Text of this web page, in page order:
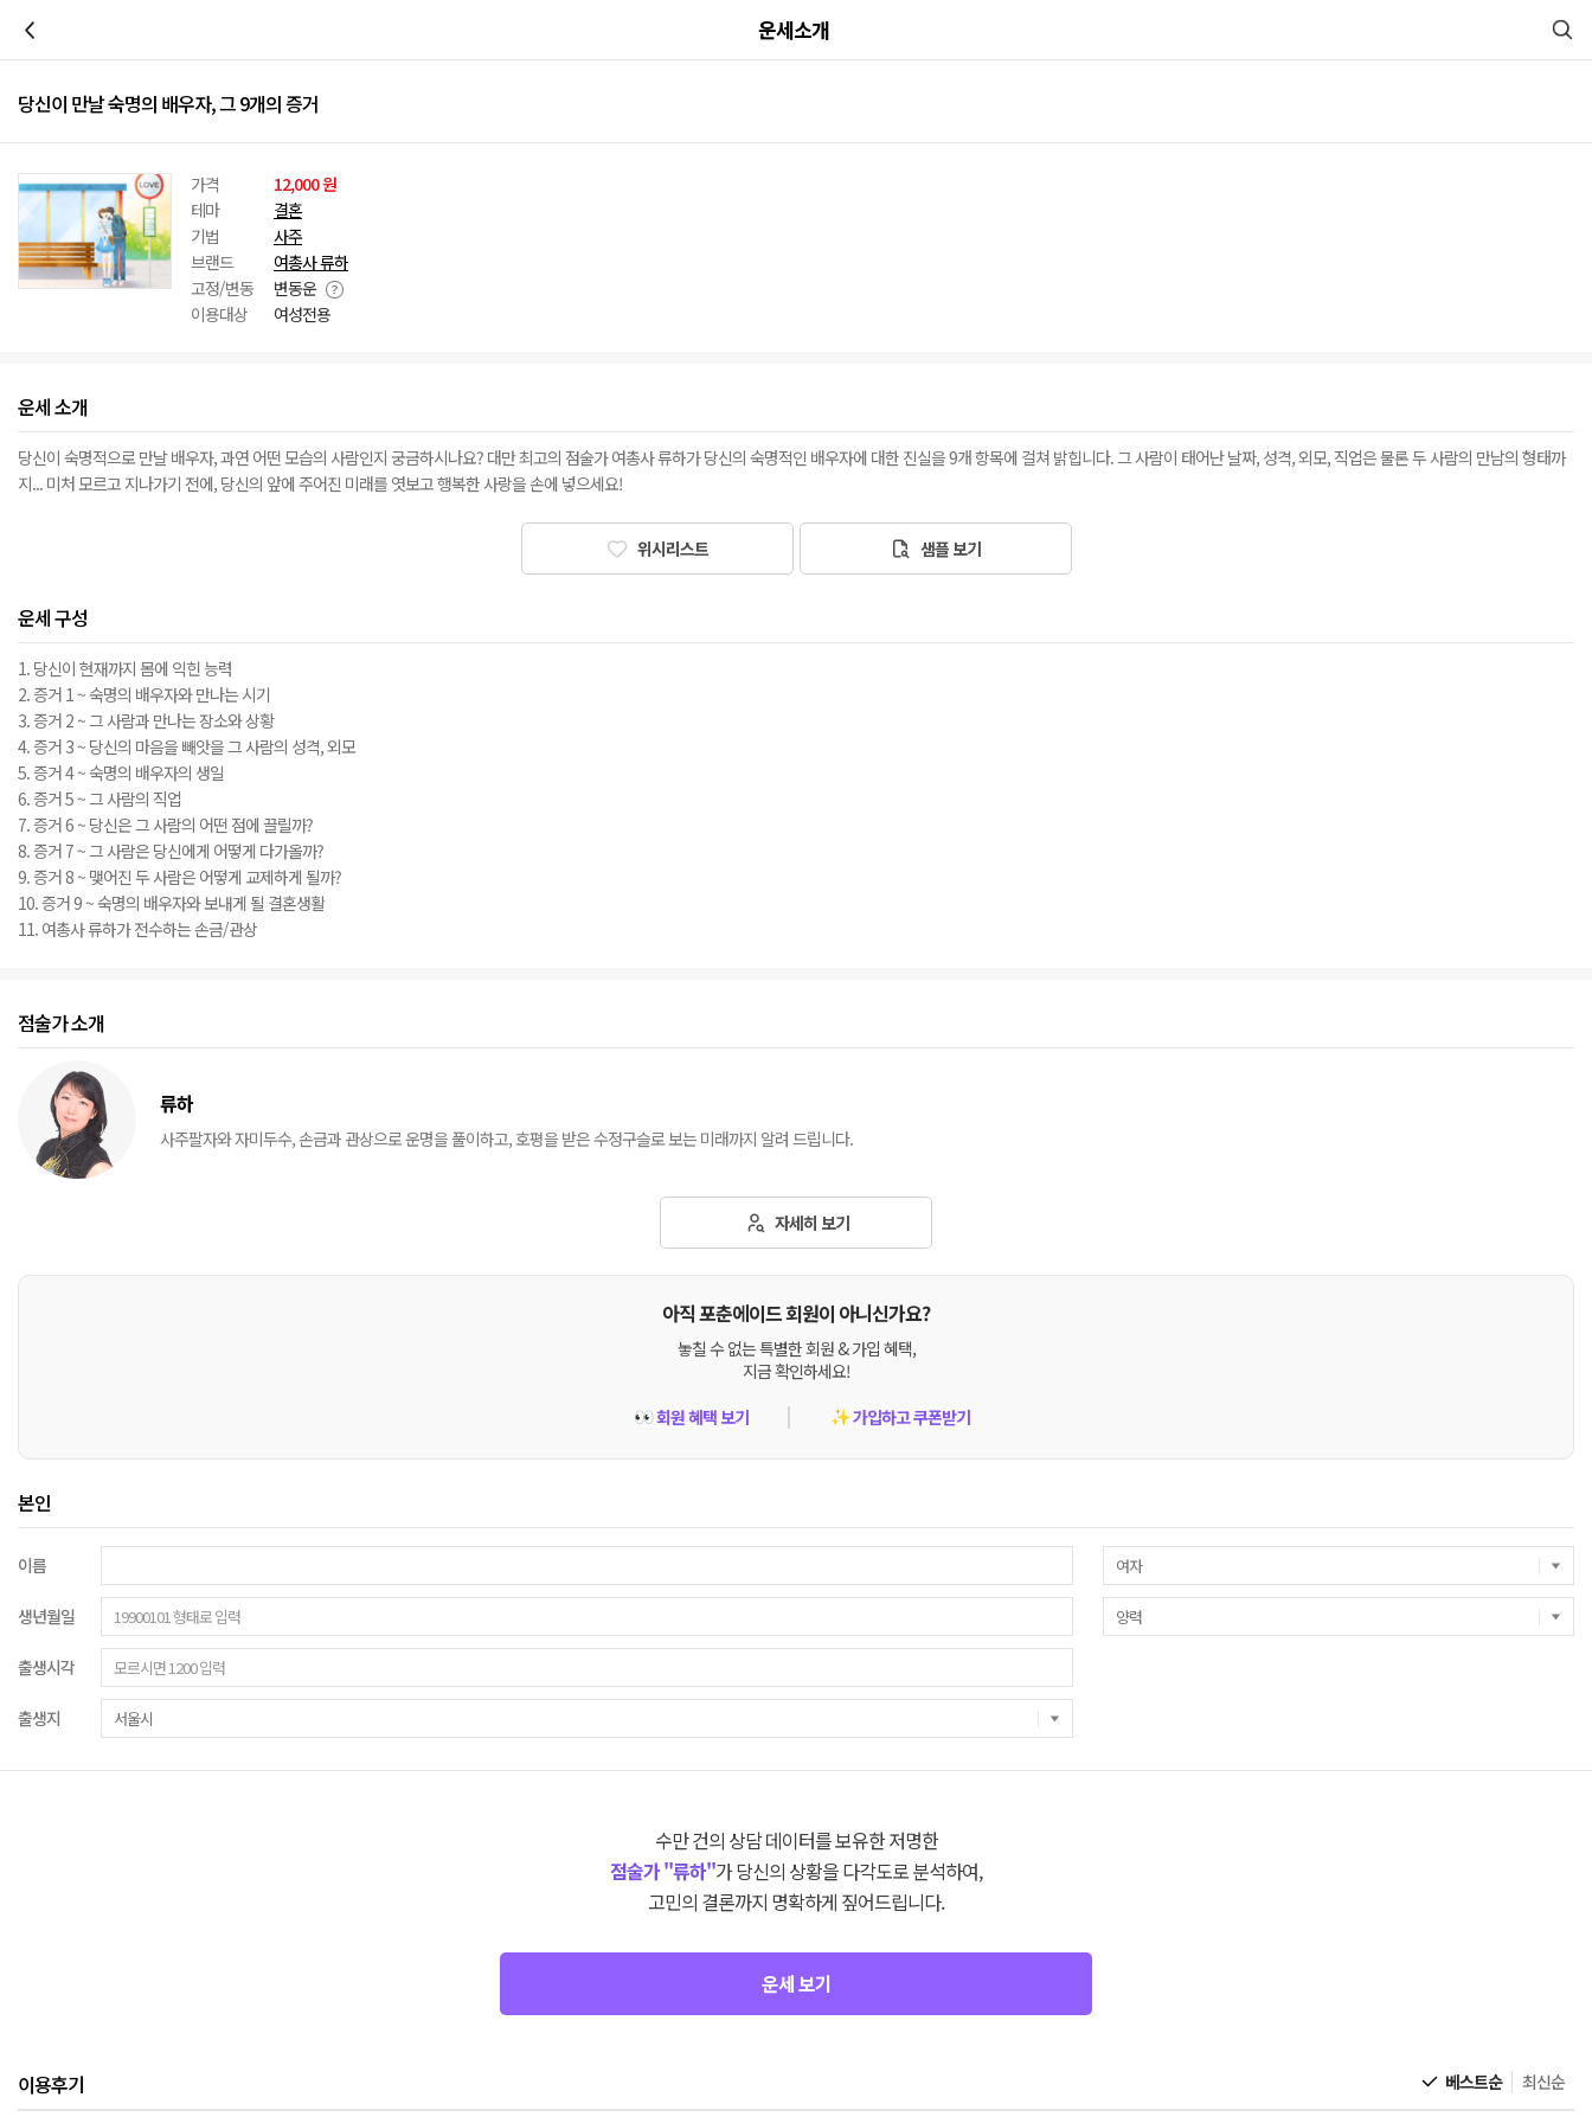
운세소개
당신이 만날 숙명의 배우자, 그 9개의 증거
가격
12,000 원
테마
결혼
기법
사주
브랜드
여총사 류하
고정/변동
변동운
이용대상
여성전용
운세 소개
당신이 숙명적으로 만날 배우자, 과연 어떤 모습의 사람인지 궁금하시나요? 대만 최고의 점술가 여총사 류하가 당신의 숙명적인 배우자에 대한 진실을 9개 항목에 걸쳐 밝힙니다. 그 사람이 태어난 날짜, 성격, 외모, 직업은 물론 두 사람의 만남의 형태까
지... 미처 모르고 지나가기 전에, 당신의 앞에 주어진 미래를 엿보고 행복한 사랑을 손에 넣으세요!
위시리스트 샘플 보기
운세 구성
1. 당신이 현재까지 몸에 익힌 능력
2. 증거 1 ~ 숙명의 배우자와 만나는 시기
3. 증거 2 ~ 그 사람과 만나는 장소와 상황
4. 증거 3 ~ 당신의 마음을 빼앗을 그 사람의 성격, 외모
5. 증거 4 ~ 숙명의 배우자의 생일
6. 증거 5 ~ 그 사람의 직업
7. 증거 6 ~ 당신은 그 사람의 어떤 점에 끌릴까?
8. 증거 7 ~ 그 사람은 당신에게 어떻게 다가올까?
9. 증거 8 ~ 맺어진 두 사람은 어떻게 교제하게 될까?
10. 증거 9 ~ 숙명의 배우자와 보내게 될 결혼생활
11. 여총사 류하가 전수하는 손금/관상
점술가 소개
류하
사주팔자와 자미두수, 손금과 관상으로 운명을 풀이하고, 호평을 받은 수정구슬로 보는 미래까지 알려 드립니다.
자세히 보기
아직 포춘에이드 회원이 아니신가요?
놓칠 수 없는 특별한 회원 & 가입 혜택,
지금 확인하세요!
👀회원 혜택 보기 ✨가입하고 쿠폰받기
본인
이름
생년월일
출생시각
출생지
수만 건의 상담 데이터를 보유한 저명한
점술가 "류하"가 당신의 상황을 다각도로 분석하여,
고민의 결론까지 명확하게 짚어드립니다.
운세 보기
이용후기 베스트순 최신순